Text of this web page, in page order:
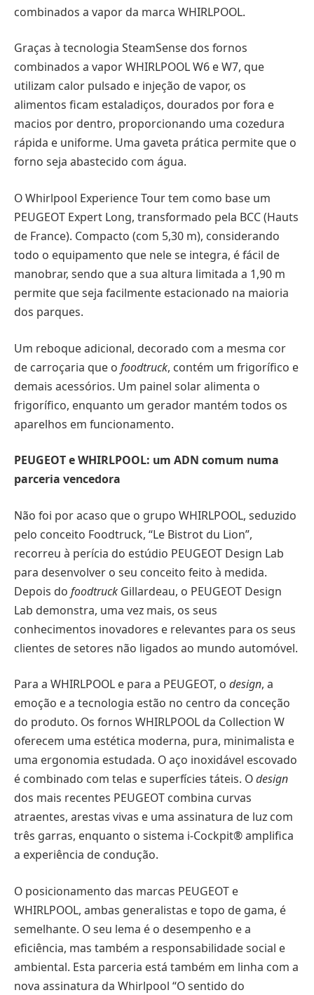
combinados a vapor da marca WHIRLPOOL.
Graças à tecnologia SteamSense dos fornos
combinados a vapor WHIRLPOOL W6 e W7, que
utilizam calor pulsado e injeção de vapor, os
alimentos ficam estaladiços, dourados por fora e
macios por dentro, proporcionando uma cozedura
rápida e uniforme. Uma gaveta prática permite que o
forno seja abastecido com água.
O Whirlpool Experience Tour tem como base um
PEUGEOT Expert Long, transformado pela BCC (Hauts
de France). Compacto (com 5,30 m), considerando
todo o equipamento que nele se integra, é fácil de
manobrar, sendo que a sua altura limitada a 1,90 m
permite que seja facilmente estacionado na maioria
dos parques.
Um reboque adicional, decorado com a mesma cor
de carroçaria que o foodtruck, contém um frigorífico e
demais acessórios. Um painel solar alimenta o
frigorífico, enquanto um gerador mantém todos os
aparelhos em funcionamento.
PEUGEOT e WHIRLPOOL: um ADN comum numa
parceria vencedora
Não foi por acaso que o grupo WHIRLPOOL, seduzido
pelo conceito Foodtruck, “Le Bistrot du Lion”,
recorreu à perícia do estúdio PEUGEOT Design Lab
para desenvolver o seu conceito feito à medida.
Depois do foodtruck Gillardeau, o PEUGEOT Design
Lab demonstra, uma vez mais, os seus
conhecimentos inovadores e relevantes para os seus
clientes de setores não ligados ao mundo automóvel.
Para a WHIRLPOOL e para a PEUGEOT, o design, a
emoção e a tecnologia estão no centro da conceção
do produto. Os fornos WHIRLPOOL da Collection W
oferecem uma estética moderna, pura, minimalista e
uma ergonomia estudada. O aço inoxidável escovado
é combinado com telas e superfícies táteis. Odesign
dos mais recentes PEUGEOT combina curvas
atraentes, arestas vivas e uma assinatura de luz com
três garras, enquanto o sistema i-Cockpit® amplifica
a experiência de condução.
O posicionamento das marcas PEUGEOT e
WHIRLPOOL, ambas generalistas e topo de gama, é
semelhante. O seu lema é o desempenho e a
eficiência, mas também a responsabilidade social e
ambiental. Esta parceria está também em linha com a
nova assinatura da Whirlpool “O sentido do